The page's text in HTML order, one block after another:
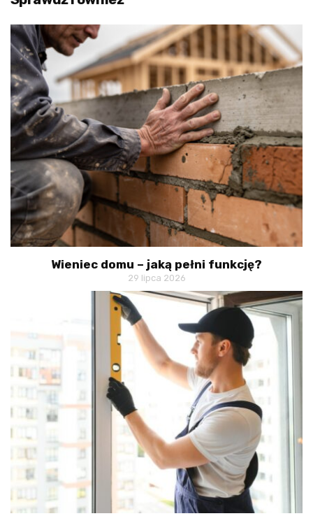
Wieniec domu – jaką pełni funkcję?
29 lipca 2026